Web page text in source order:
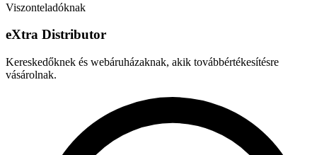
Viszonteladóknak
eXtra Distributor
Kereskedőknek és webáruházaknak, akik továbbértékesítésre
vásárolnak.